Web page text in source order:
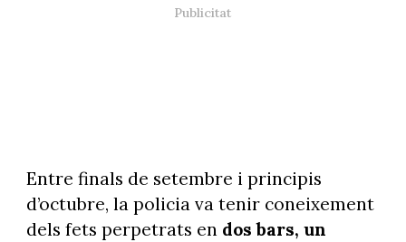
Entre finals de setembre i principis
d’octubre, la policia va tenir coneixement
dels fets perpetrats en dos bars, un